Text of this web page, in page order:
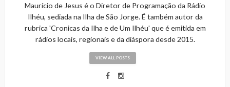
Maurício de Jesus é o Diretor de Programação da Rádio
Ilhéu, sediada na Ilha de São Jorge. É também autor da
rubrica 'Cronicas da Ilha e de Um Ilhéu' que é emitida em
rádios locais, regionais e da diáspora desde 2015.
VIEW ALL POSTS